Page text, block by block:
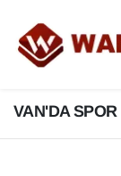
VAN'DA SPOR
3.SAYFA
ASAYİŞ
BİLİM
Van
Van Hava
Van